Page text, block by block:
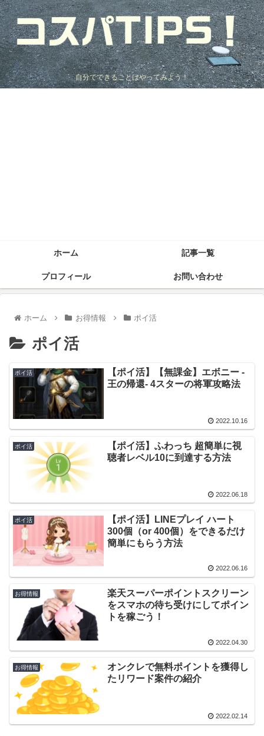
自分でできることはやってみよう！
ホーム 記事一覧
プロフィール お問い合わせ
ホーム お得情報 ポイ活
ポイ活
ポイ活
【ポイ活】【無課金】エボニー -
王の帰還- 4スターの将軍攻略法
2022.10.16
ポイ活
【ポイ活】ふわっち 超簡単に視
聴者レベル10に到達する方法
2022.06.18
ポイ活
【ポイ活】LINEプレイ ハート
300個（or 400個）をできるだけ
簡単にもらう方法
2022.06.16
お得情報
楽天スーパーポイントスクリーン
をスマホの待ち受けにしてポイン
トを稼ごう！
2022.04.30
お得情報
オンクレで無料ポイントを獲得し
たリワード案件の紹介
2022.02.14